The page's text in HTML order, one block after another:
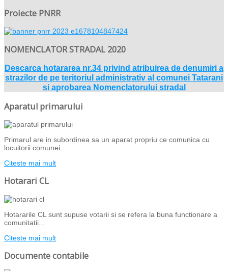
Proiecte PNRR
NOMENCLATOR STRADAL 2020
Descarca hotararea nr.34 privind atribuirea de denumiri a
strazilor de pe teritoriul administrativ al comunei Tatarani
si aprobarea Nomenclatorului stradal
Aparatul primarului
Primarul are in subordinea sa un aparat propriu ce comunica cu
locuitorii comunei....
Citeste mai mult
Hotarari CL
Hotararile CL sunt supuse votarii si se refera la buna functionare a
comunitatii...
Citeste mai mult
Documente contabile